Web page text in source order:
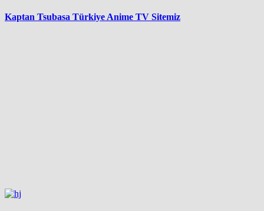
Kaptan Tsubasa Türkiye Anime TV Sitemiz